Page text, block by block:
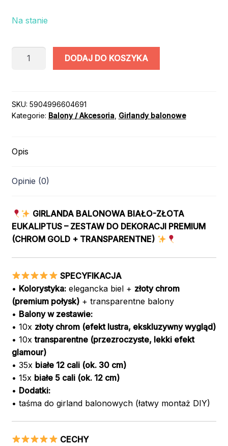
Na stanie
ZŁOTA
TRANSPARENT
DODAJ DO KOSZYKA
SKU: 5904996604691
Kategorie: Balony / Akcesoria, Girlandy balonowe
Opis
Opinie (0)
GIRLANDA BALONOWA BIAŁO-ZŁOTA
EUKALIPTUS – ZESTAW DO DEKORACJI PREMIUM
(CHROM GOLD + TRANSPARENTNE)
SPECYFIKACJA
• Kolorystyka:elegancka biel + złoty chrom
(premium połysk)+ transparentne balony
• Balony w zestawie:
• 10x złoty chrom (efekt lustra, ekskluzywny wygląd)
• 10xtransparentne (przezroczyste, lekki efekt
glamour)
• 35x białe 12 cali (ok. 30 cm)
• 15x białe 5 cali (ok. 12 cm)
• Dodatki:
• taśma do girland balonowych (łatwy montaż DIY)
CECHY